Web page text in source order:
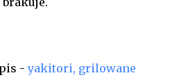
-yakitori, grilowane